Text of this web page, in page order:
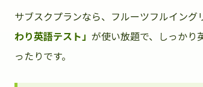
サブスクプランなら、フルーツフルイング
わり英語テスト」 が使い放題で、しっかり
ったりです。